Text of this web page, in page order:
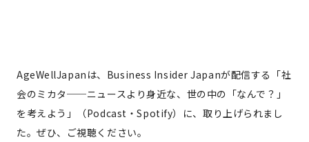
AgeWellJapanは、Business Insider Japanが配信する「社
会のミカタ──ニュースより身近な、世の中の「なんで？」
を考えよう」（Podcast・Spotify）に、取り上げられまし
た。ぜひ、ご視聴ください。